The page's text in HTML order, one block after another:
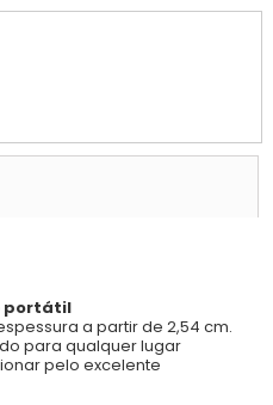
portátil
a partir de 2,54 cm.
para qualquer lugar
pelo excelente